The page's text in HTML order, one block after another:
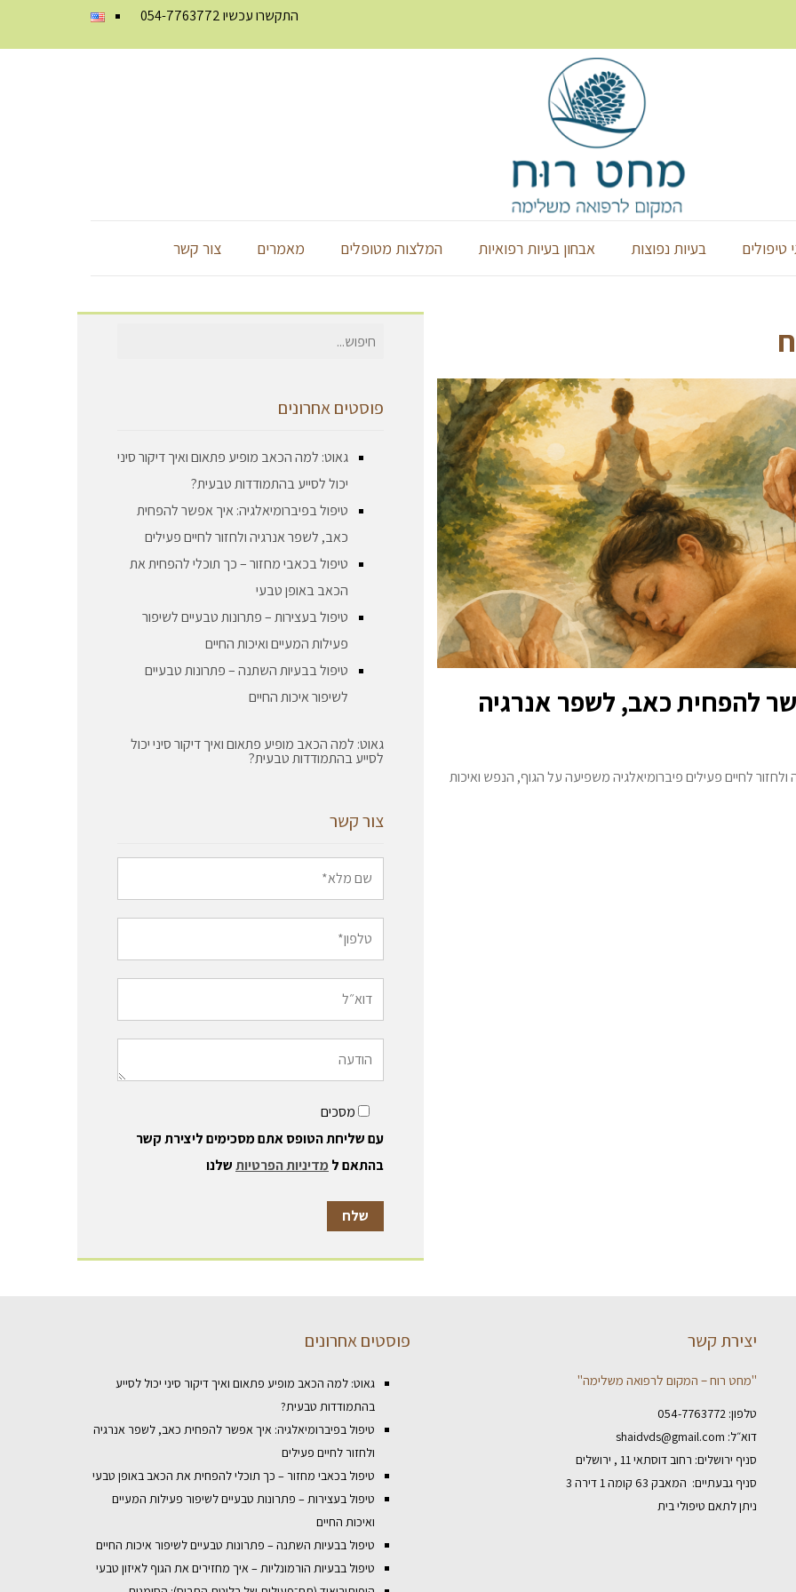
התקשרו עכשיו054-7763772
טיפולים בעיות נפוצות אבחון בעיות רפואיות המלצות מטופלים מאמרים צור קשר
להפחית כאב, לשפר אנרגיה
לחיים פעילים פיברומיאלגיה משפיעה על הגוף, הנפש ואיכות
חיפוש
פוסטים אחרונים
גאוט: למה הכאב מופיע פתאום ואיך דיקור סיני
יכול לסייע בהתמודדות טבעית?
טיפול בפיברומיאלגיה: איך אפשר להפחית
כאב, לשפר אנרגיה ולחזור לחיים פעילים
טיפול בכאבי מחזור – כך תוכלי להפחית את
הכאב באופן טבעי
טיפול בעצירות – פתרונות טבעיים לשיפור
פעילות המעיים ואיכות החיים
טיפול בבעיות השתנה – פתרונות טבעיים
לשיפור איכות החיים
גאוט: למה הכאב מופיע פתאום ואיך דיקור סיני יכול
לסייע בהתמודדות טבעית?
צור קשר
מסכים
עם שליחת הטופס אתם מסכימים ליצירת קשר
בהתאם ל מדיניות הפרטיותשלנו
יצירת קשר
"מחט רוח – המקום לרפואה משלימה"
טלפון: 054-7763772
דוא״ל: shaidvds@gmail.com
סניף ירושלים: רחוב דוסתאי 11 , ירושלים
סניף גבעתיים: המאבק 63 קומה 1 דירה 3
ניתן לתאם טיפולי בית
פוסטים אחרונים
גאוט: למה הכאב מופיע פתאום ואיך דיקור סיני יכול לסייע
בהתמודדות טבעית?
טיפול בפיברומיאלגיה: איך אפשר להפחית כאב, לשפר אנרגיה
ולחזור לחיים פעילים
טיפול בכאבי מחזור – כך תוכלי להפחית את הכאב באופן טבעי
טיפול בעצירות – פתרונות טבעיים לשיפור פעילות המעיים
ואיכות החיים
טיפול בבעיות השתנה – פתרונות טבעיים לשיפור איכות החיים
טיפול בבעיות הורמונליות – איך מחזירים את הגוף לאיזון טבעי